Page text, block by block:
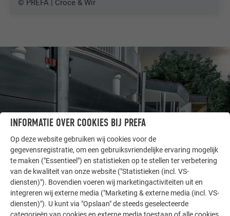
© PREFA | Croce & Wir
LAAT U INSPIREREN
ANDERE OBJECTEN
INFORMATIE OVER COOKIES BIJ PREFA
Op deze website gebruiken wij cookies voor de
gegevensregistratie, om een gebruiksvriendelijke ervaring mogelijk
te maken ("Essentieel") en statistieken op te stellen ter verbetering
van de kwaliteit van onze website ("Statistieken (incl. VS-
diensten)"). Bovendien voeren wij marketingactiviteiten uit en
integreren wij externe media ("Marketing & externe media (incl. VS-
diensten)"). U kunt via "Opslaan" de steeds geselecteerde